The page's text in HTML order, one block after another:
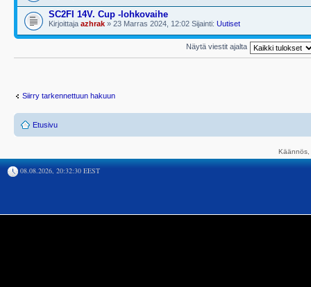
SC2FI 14V. Cup -lohkovaihe
Kirjoittaja azhrak » 23 Marras 2024, 12:02 Sijainti: Uutiset
Näytä viestit ajalta
Siirry tarkennettuun hakuun
Etusivu
08.08.2026, 20:32:30 EEST